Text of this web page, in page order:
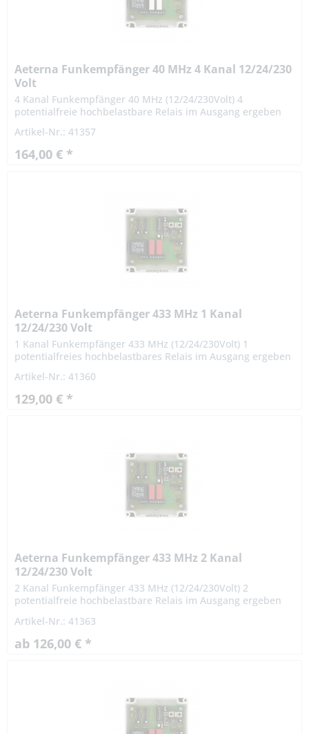
Aeterna Funkempfänger 40 MHz 4 Kanal 12/24/230
Volt
4 Kanal Funkempfänger 40 MHz (12/24/230Volt) 4
potentialfreie hochbelastbare Relais im Ausgang ergeben
sich besonders...
Artikel-Nr.: 41357
164,00 € *
Aeterna Funkempfänger 433 MHz 1 Kanal
12/24/230 Volt
1 Kanal Funkempfänger 433 MHz (12/24/230Volt) 1
potentialfreies hochbelastbares Relais im Ausgang ergeben
sich...
Artikel-Nr.: 41360
129,00 € *
Aeterna Funkempfänger 433 MHz 2 Kanal
12/24/230 Volt
2 Kanal Funkempfänger 433 MHz (12/24/230Volt) 2
potentialfreie hochbelastbare Relais im Ausgang ergeben
sich...
Artikel-Nr.: 41363
ab 126,00 € *